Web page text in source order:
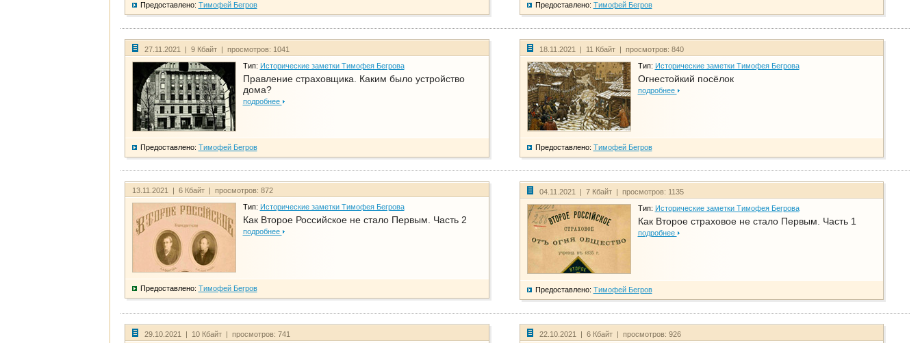
Предоставлено: Тимофей Бегров Предоставлено: Тимофей Бегров
27.11.2021 | 9 Кбайт | просмотров: 1041
Тип: Исторические заметки Тимофея Бегрова
Правление страховщика. Каким было устройство
дома?
подробнее
Предоставлено: Тимофей Бегров
18.11.2021 | 11 Кбайт | просмотров: 840
Тип: Исторические заметки Тимофея Бегрова
Огнестойкий посёлок
подробнее
Предоставлено: Тимофей Бегров
13.11.2021 | 6 Кбайт | просмотров: 872
Тип: Исторические заметки Тимофея Бегрова
Как Второе Российское не стало Первым. Часть 2
подробнее
Предоставлено: Тимофей Бегров
04.11.2021 | 7 Кбайт | просмотров: 1135
Тип: Исторические заметки Тимофея Бегрова
Как Второе страховое не стало Первым. Часть 1
подробнее
Предоставлено: Тимофей Бегров
29.10.2021 | 10 Кбайт | просмотров: 741 22.10.2021 | 6 Кбайт | просмотров: 926